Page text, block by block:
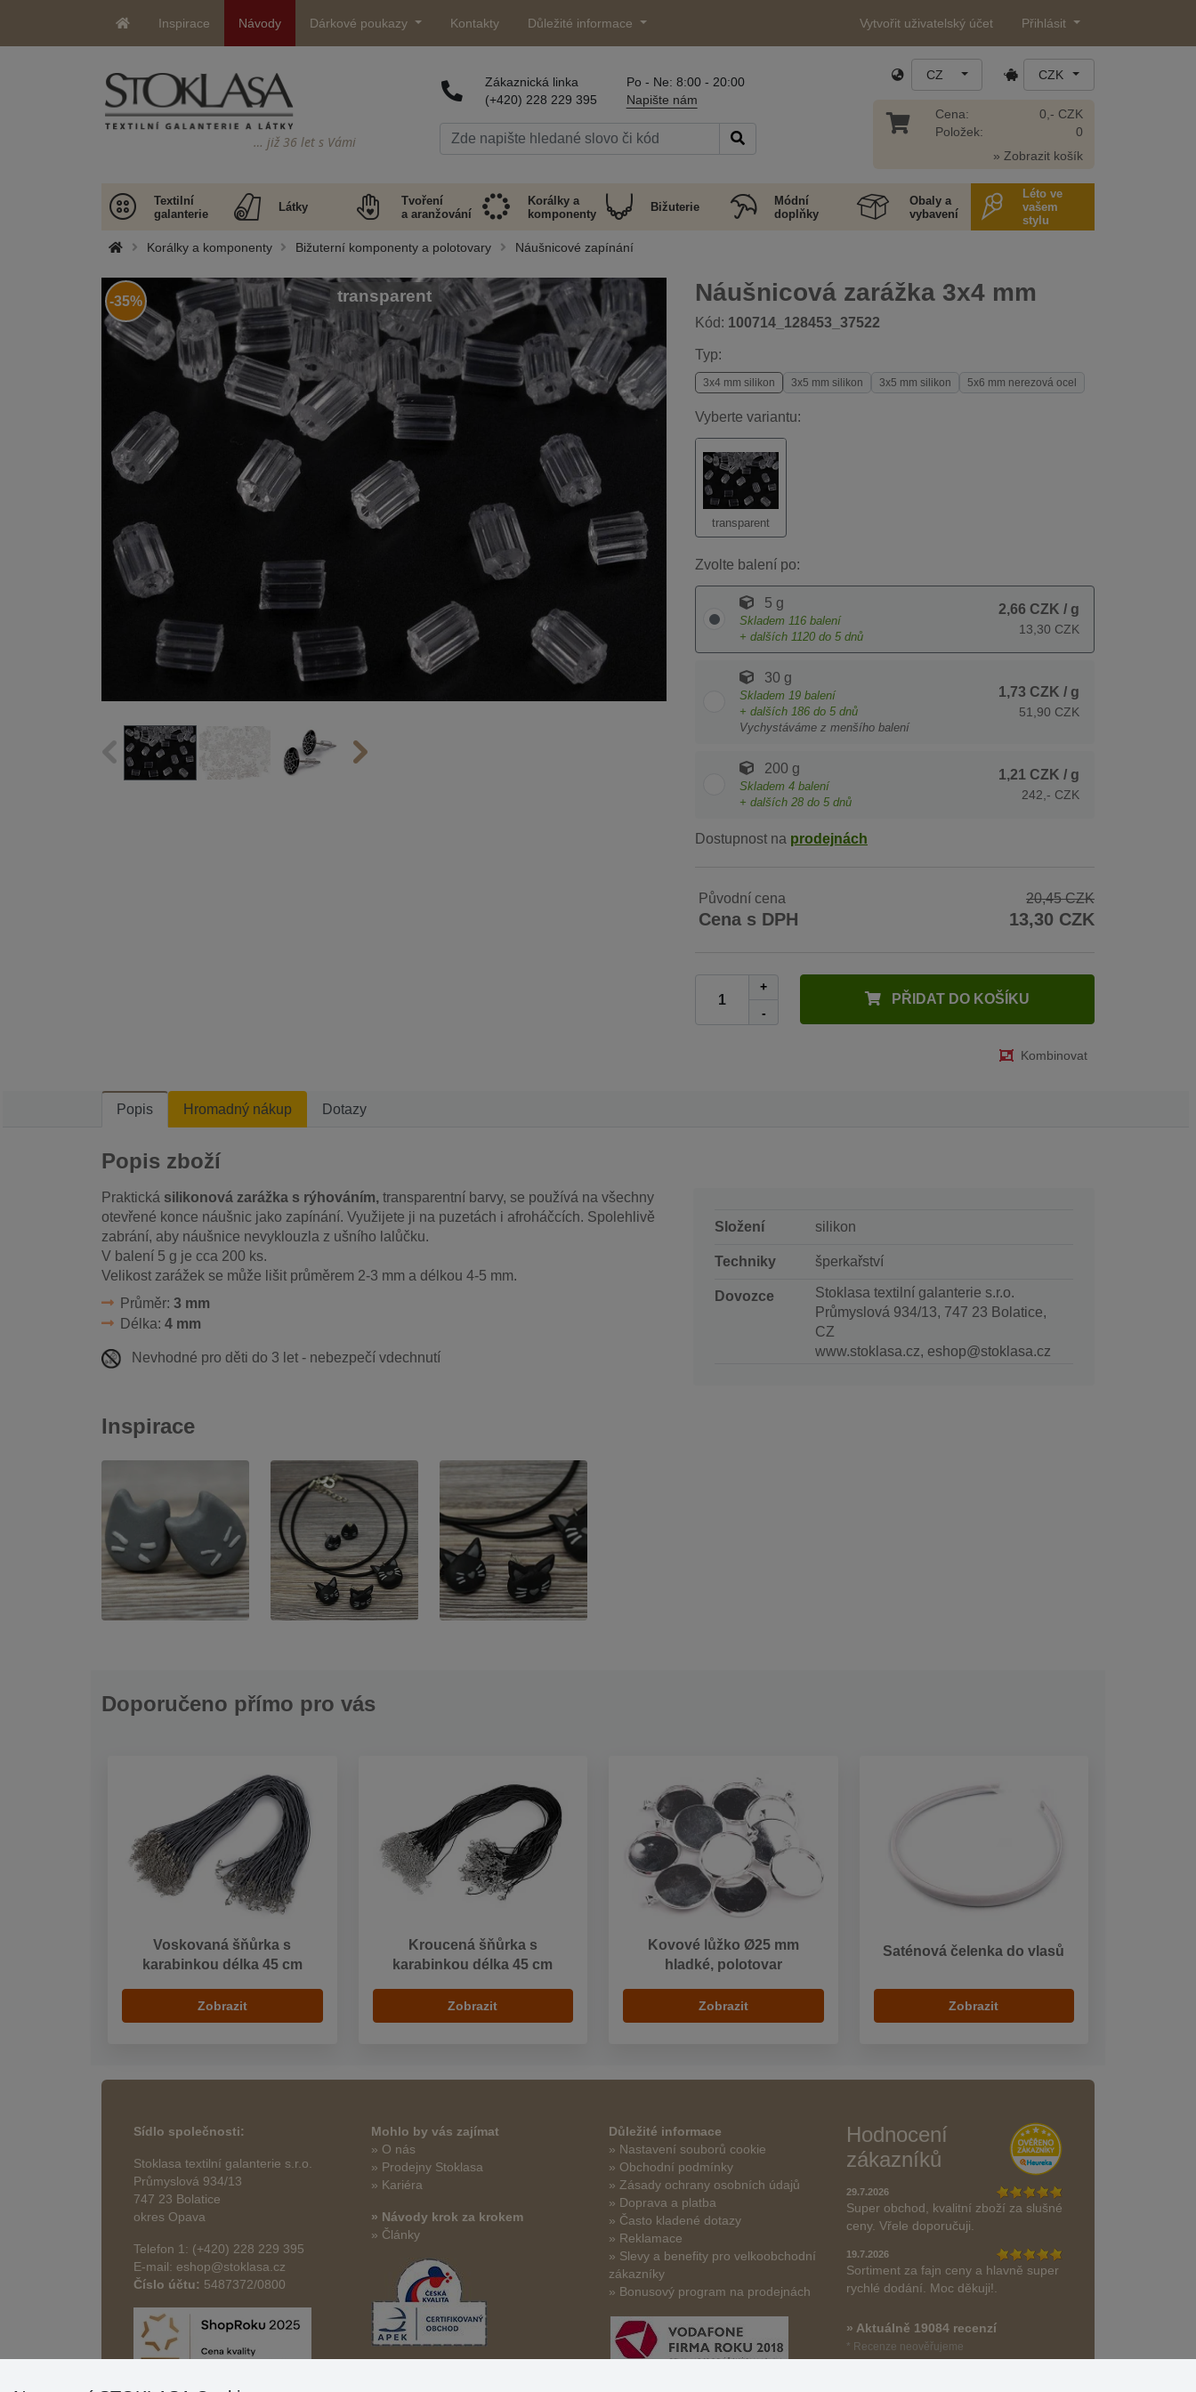
Inspirace Návody Dárkové poukazy Kontakty Důležité informace Vytvořit uživatelský účet Přihlásit
… již 36 let s Vámi
Zákaznická linka
(+420) 228 229 395
Po - Ne: 8:00 - 20:00
Napište nám
CZ CZK
Cena:
Položek:
0,- CZK
0
» Zobrazit košík
Textilní
galanterie
Látky
Tvoření
a aranžování
Korálky a
komponenty
Bižuterie
Módní
doplňky
Obaly a
vybavení
Léto ve
vašem
stylu
Korálky a komponenty Bižuterní komponenty a polotovary Náušnicové zapínání
Náušnicová zarážka 3x4 mm
Kód: 100714_128453_37522
-35% transparent
Typ:
3x4 mm silikon 3x5 mm silikon 3x5 mm silikon 5x6 mm nerezová ocel
Vyberte variantu:
transparent
Zvolte balení po:
5 g
Skladem 116 balení
+ dalších 1120 do 5 dnů
2,66 CZK / g
13,30 CZK
30 g
Skladem 19 balení
+ dalších 186 do 5 dnů
Vychystáváme z menšího balení
1,73 CZK / g
51,90 CZK
200 g
Skladem 4 balení
+ dalších 28 do 5 dnů
1,21 CZK / g
242,- CZK
Dostupnost na prodejnách
Původní cena 20,45 CZK
Cena s DPH 13,30 CZK
+
-
PŘIDAT DO KOŠÍKU
Kombinovat
Popis Hromadný nákup Dotazy
Popis zboží
Praktická silikonová zarážka s rýhováním, transparentní barvy, se používá na všechny
otevřené konce náušnic jako zapínání. Využijete ji na puzetách i afroháčcích. Spolehlivě
zabrání, aby náušnice nevyklouzla z ušního lalůčku.
V balení 5 g je cca 200 ks.
Velikost zarážek se může lišit průměrem 2-3 mm a délkou 4-5 mm.
Průměr: 3 mm
Délka: 4 mm
Nevhodné pro děti do 3 let - nebezpečí vdechnutí
Složení silikon
Techniky šperkařství
Dovozce
Stoklasa textilní galanterie s.r.o.
Průmyslová 934/13, 747 23 Bolatice,
CZ
www.stoklasa.cz, eshop@stoklasa.cz
Inspirace
Doporučeno přímo pro vás
Voskovaná šňůrka s
karabinkou délka 45 cm
Zobrazit
Kroucená šňůrka s
karabinkou délka 45 cm
Zobrazit
Kovové lůžko Ø25 mm
hladké, polotovar
Zobrazit
Saténová čelenka do vlasů
Zobrazit
Sídlo společnosti:
Stoklasa textilní galanterie s.r.o.
Průmyslová 934/13
747 23 Bolatice
okres Opava
Telefon 1: (+420) 228 229 395
E-mail: eshop@stoklasa.cz
Číslo účtu: 5487372/0800
Mohlo by vás zajímat
» O nás
» Prodejny Stoklasa
» Kariéra
» Návody krok za krokem
» Články
Důležité informace
» Nastavení souborů cookie
» Obchodní podmínky
» Zásady ochrany osobních údajů
» Doprava a platba
» Často kladené dotazy
» Reklamace
» Slevy a benefity pro velkoobchodní
zákazníky
» Bonusový program na prodejnách
Hodnocení
zákazníků
29.7.2026
Super obchod, kvalitní zboží za slušné
ceny. Vřele doporučuji.
19.7.2026
Sortiment za fajn ceny a hlavně super
rychlé dodání. Moc děkuji!.
» Aktuálně 19084 recenzí
* Recenze neověřujeme